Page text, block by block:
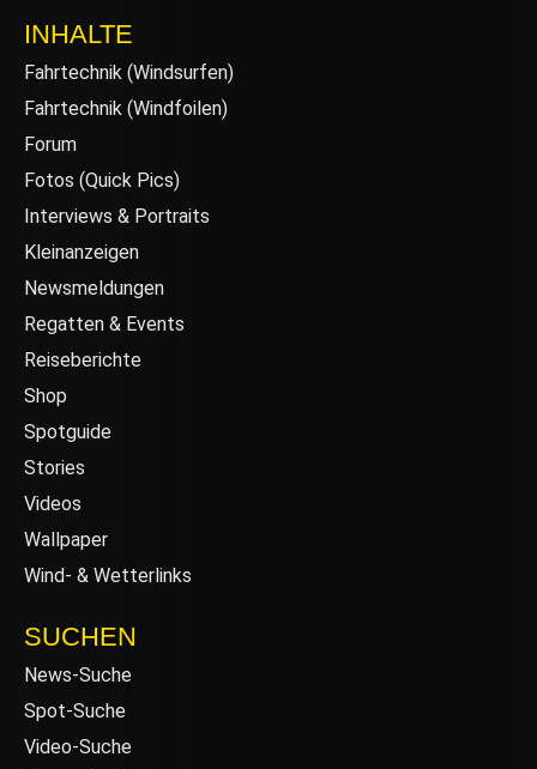
INHALTE
Fahrtechnik (Windsurfen)
Fahrtechnik (Windfoilen)
Forum
Fotos (Quick Pics)
Interviews & Portraits
Kleinanzeigen
Newsmeldungen
Regatten & Events
Reiseberichte
Shop
Spotguide
Stories
Videos
Wallpaper
Wind- & Wetterlinks
SUCHEN
News-Suche
Spot-Suche
Video-Suche